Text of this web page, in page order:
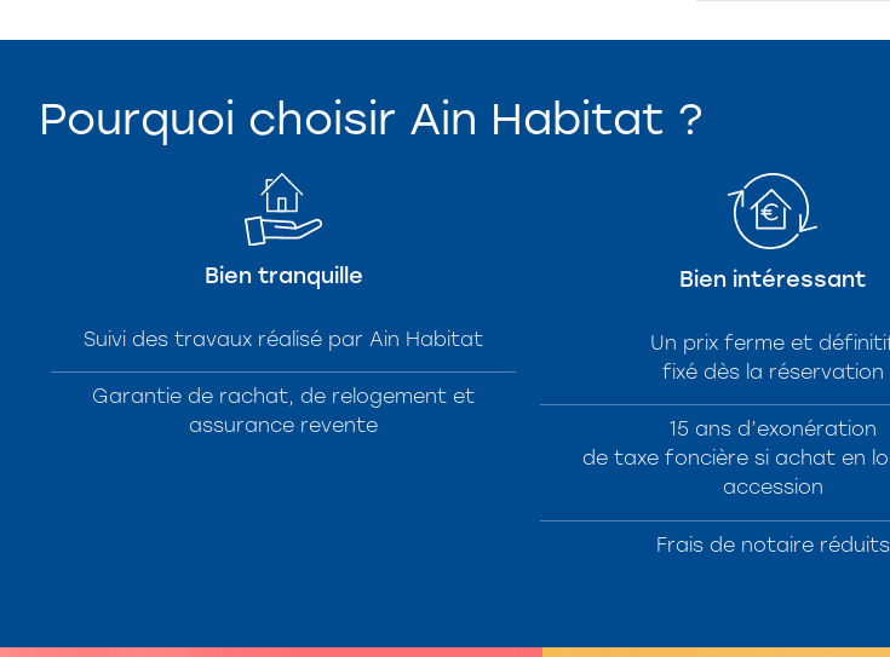
Pourquoi choisir Ain Habitat ?
Bien tranquille
Suivi des travaux réalisé par Ain Habitat
Garantie de rachat, de relogement et
assurance revente
Bien intéressant
Un prix ferme et
fixé dès la réservation
15 ans d’exonération
de taxe foncière si achat en
accession
Frais de notaire réduits